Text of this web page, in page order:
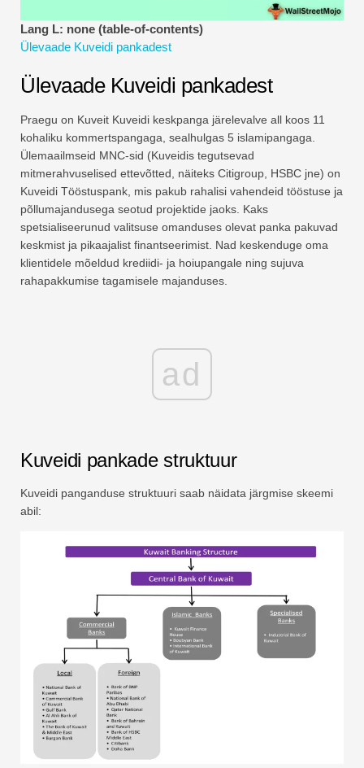
Täisvorm
Riskijuhtimise õpetused
Lang L: none (table-of-contents)
Ülevaade Kuveidi pankadest
Ülevaade Kuveidi pankadest
Praegu on Kuveit Kuveidi keskpanga järelevalve all koos 11
kohaliku kommertspangaga, sealhulgas 5 islamipangaga.
Ülemaailmseid MNC-sid (Kuveidis tegutsevad
mitmerahvuselised ettevõtted, näiteks Citigroup, HSBC jne) on
Kuveidi Tööstuspank, mis pakub rahalisi vahendeid tööstuse ja
põllumajandusega seotud projektide jaoks. Kaks
spetsialiseerunud valitsuse omanduses olevat panka pakuvad
keskmist ja pikaajalist finantseerimist. Nad keskenduge oma
klientidele mõeldud krediidi- ja hoiupangale ning sujuva
rahapakkumise tagamisele majanduses.
ad
Kuveidi pankade struktuur
Kuveidi panganduse struktuuri saab näidata järgmise skeemi
abil: